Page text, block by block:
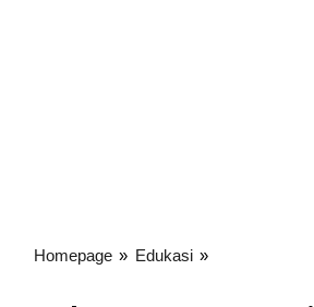
Homepage » Edukasi »